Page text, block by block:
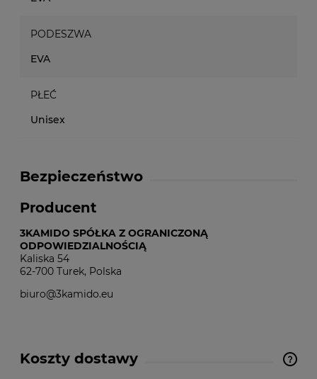
PODESZWA
EVA
PŁEĆ
Unisex
Bezpieczeństwo
Producent
3KAMIDO SPÓŁKA Z OGRANICZONĄ
ODPOWIEDZIALNOŚCIĄ
Kaliska 54
62-700 Turek, Polska
biuro@3kamido.eu
Koszty dostawy
Cena nie zawiera ewentualnych kosztów płatności